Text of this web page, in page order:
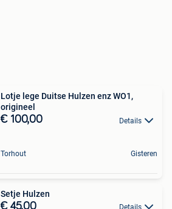
Lotje lege Duitse Hulzen enz WO1,
origineel
€ 100,00 Details
Torhout Gisteren
Setje Hulzen
€ 45,00 Details